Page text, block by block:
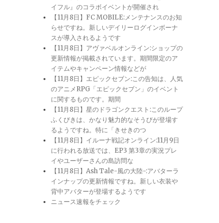
イフル』のコラボイベントが開催され
【11月8日】FC MOBILE:メンテナンスのお知
らせですね。新しいデイリーログインボーナ
スが導入されるようです
【11月8日】アヴァベルオンライン:ショップの
更新情報が掲載されています。期間限定のア
イテムやキャンペーン情報などが
【11月8日】エピックセブン:この告知は、人気
のアニメRPG「エピックセブン」のイベント
に関するものです。期間
【11月8日】星のドラゴンクエスト:このループ
ふくびきは、かなり魅力的なそうびが登場す
るようですね。特に「きせきのつ
【11月8日】イルーナ戦記オンライン:11月9日
に行われる放送では、EP3 第3章の実況プレ
イやユーザーさんの島訪問な
【11月8日】Ash Tale-風の大陸-:アバターラ
インナップの更新情報ですね。新しい衣装や
背中アバターが登場するようです
ニュース速報をチェック